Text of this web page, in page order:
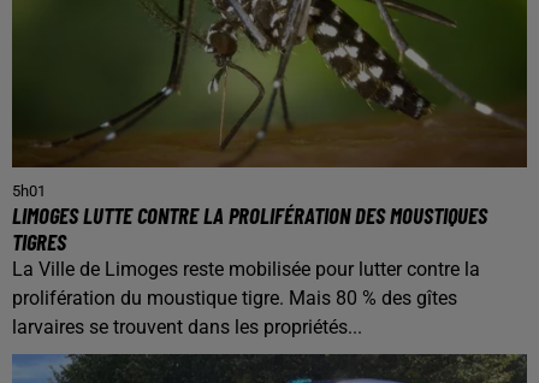
5h01
LIMOGES LUTTE CONTRE LA PROLIFÉRATION DES MOUSTIQUES
TIGRES
La Ville de Limoges reste mobilisée pour lutter contre la
prolifération du moustique tigre. Mais 80 % des gîtes
larvaires se trouvent dans les propriétés...